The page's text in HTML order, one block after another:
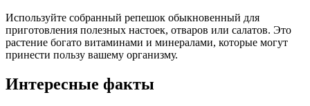
Используйте собранный репешок обыкновенный для
приготовления полезных настоек, отваров или салатов. Это
растение богато витаминами и минералами, которые могут
принести пользу вашему организму.
Интересные факты